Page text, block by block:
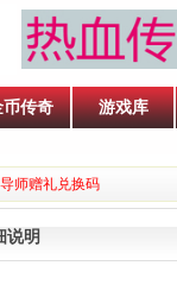
币传奇 游戏库
师赠礼兑换码
说明